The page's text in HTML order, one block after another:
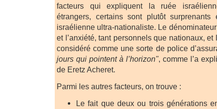
facteurs qui expliquent la ruée
étrangers, certains sont plutôt
israélienne ultra-nationaliste. Le
et l’anxiété, tant personnels que nationaux,
considéré comme une sorte de police
jours qui pointent à l’horizon", comme l’a
de Eretz Acheret.
Parmi les autres facteurs, on trouve :
Le fait que deux ou trois générations